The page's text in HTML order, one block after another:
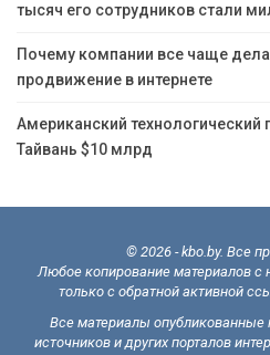
тысяч его сотрудников стали
Почему компании все чаще
продвижение в интернете
Американский технологический
Тайвань $10 млрд
© 2026 - kbo.by. Все
Любое копирование материалов с
только с обратной активной
Все материалы опубликованные
источников и других порталов